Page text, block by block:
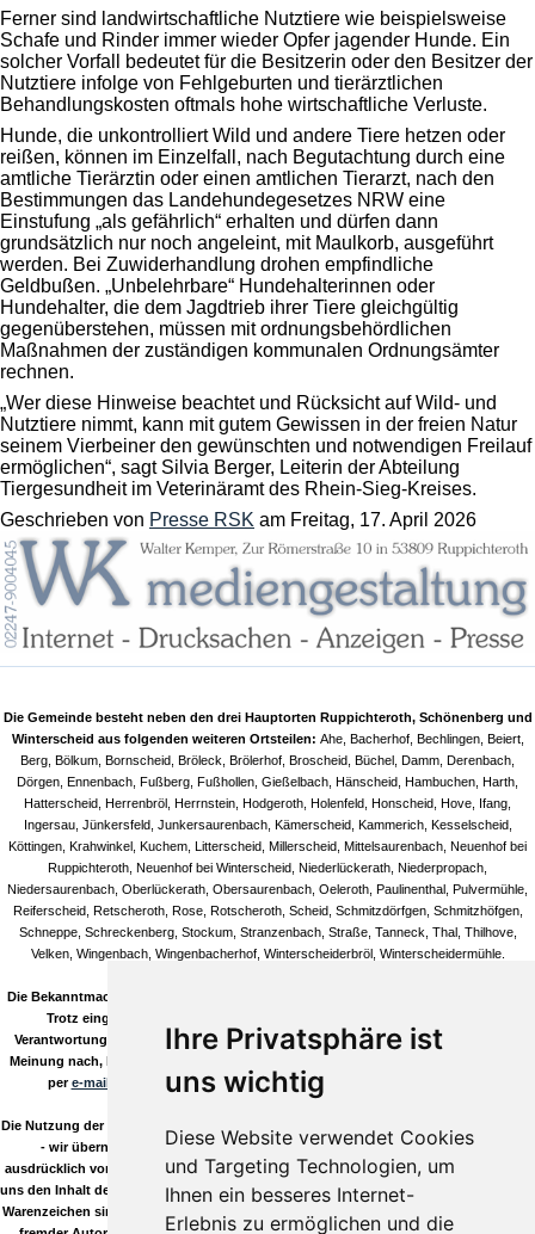
Ihre Privatsphäre ist
uns wichtig
Diese Website verwendet Cookies
und Targeting Technologien, um
Ihnen ein besseres Internet-
Erlebnis zu ermöglichen und die
Ferner sind landwirtschaftliche Nutztiere wie beispielsweise
Schafe und Rinder immer wieder Opfer jagender Hunde. Ein
solcher Vorfall bedeutet für die Besitzerin oder den Besitzer der
Nutztiere infolge von Fehlgeburten und tierärztlichen
Behandlungskosten oftmals hohe wirtschaftliche Verluste.
Hunde, die unkontrolliert Wild und andere Tiere hetzen oder
reißen, können im Einzelfall, nach Begutachtung durch eine
amtliche Tierärztin oder einen amtlichen Tierarzt, nach den
Bestimmungen das Landehundegesetzes NRW eine
Einstufung „als gefährlich“ erhalten und dürfen dann
grundsätzlich nur noch angeleint, mit Maulkorb, ausgeführt
werden. Bei Zuwiderhandlung drohen empfindliche
Geldbußen. „Unbelehrbare“ Hundehalterinnen oder
Hundehalter, die dem Jagdtrieb ihrer Tiere gleichgültig
gegenüberstehen, müssen mit ordnungsbehördlichen
Maßnahmen der zuständigen kommunalen Ordnungsämter
rechnen.
„Wer diese Hinweise beachtet und Rücksicht auf Wild- und
Nutztiere nimmt, kann mit gutem Gewissen in der freien Natur
seinem Vierbeiner den gewünschten und notwendigen Freilauf
ermöglichen“, sagt Silvia Berger, Leiterin der Abteilung
Tiergesundheit im Veterinäramt des Rhein-Sieg-Kreises.
Geschrieben von Presse RSK am Freitag, 17. April 2026
Die Gemeinde besteht neben den drei Hauptorten Ruppichteroth, Schönenberg und
Winterscheid aus folgenden weiteren Ortsteilen: Ahe, Bacherhof, Bechlingen, Beiert,
Berg, Bölkum, Bornscheid, Bröleck, Brölerhof, Broscheid, Büchel, Damm, Derenbach,
Dörgen, Ennenbach, Fußberg, Fußhollen, Gießelbach, Hänscheid, Hambuchen, Harth,
Hatterscheid, Herrenbröl, Herrnstein, Hodgeroth, Holenfeld, Honscheid, Hove, Ifang,
Ingersau, Jünkersfeld, Junkersaurenbach, Kämerscheid, Kammerich, Kesselscheid,
Köttingen, Krahwinkel, Kuchem, Litterscheid, Millerscheid, Mittelsaurenbach, Neuenhof bei
Ruppichteroth, Neuenhof bei Winterscheid, Niederlückerath, Niederpropach,
Niedersaurenbach, Oberlückerath, Obersaurenbach, Oeleroth, Paulinenthal, Pulvermühle,
Reiferscheid, Retscheroth, Rose, Rotscheroth, Scheid, Schmitzdörfgen, Schmitzhöfgen,
Schneppe, Schreckenberg, Stockum, Stranzenbach, Straße, Tanneck, Thal, Thilhove,
Velken, Wingenbach, Wingenbacherhof, Winterscheiderbröl, Winterscheidermühle.
Die Bekanntmachungen in unseren Artikeln/Terminen sind natürlich ohne Gewähr!
Trotz eingehender Kontrolle durch unsere Redaktion können wir keine
Verantwortung für die Inhalte verlinkter Seiten übernehmen. Sollten Sie auf, Ihrer
Meinung nach, bedenkliche Inhalte stoßen so informieren Sie uns bitte umgehend
pere-mail ! Sie helfen uns damit den Qualitässtandard hoch zu halten.
Die Nutzung der Daten aus unserem Download Verzeichnis erfolgt auf eigene Gefahr
- wir übernehmen keinerlei Gewähr, es gilt die GPL! Wir distanzieren uns
ausdrücklich von den Links dieser Seite zu anderen Seiten und stellen klar, dass wir
uns den Inhalt der verlinkten Seiten nicht zu eigen machen möchten! Alle Logos und
Warenzeichen sind Eigentum Ihrer jeweiligen Besitzer. Die Kommentare wie Beiträge